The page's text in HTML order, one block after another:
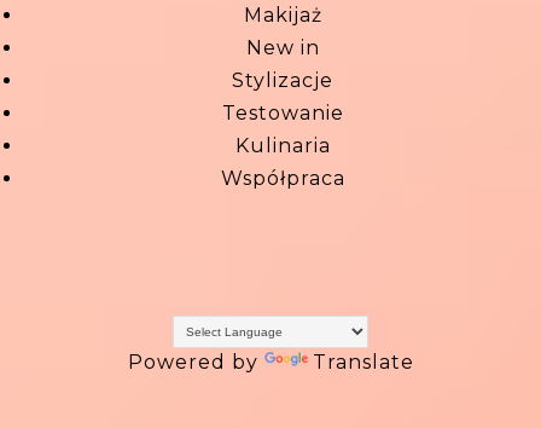
Makijaż
New in
Stylizacje
Testowanie
Kulinaria
Współpraca
Powered by Translate